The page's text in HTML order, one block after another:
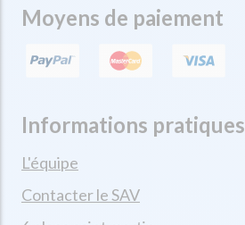
Moyens de paiement
Informations pratiques
L'équipe
Contacter le SAV